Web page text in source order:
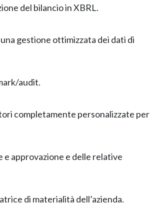
del bilancio in XBRL.
gestione ottimizzata dei dati di
audit.
completamente personalizzate per
approvazione e delle relative
di materialità dell’azienda.